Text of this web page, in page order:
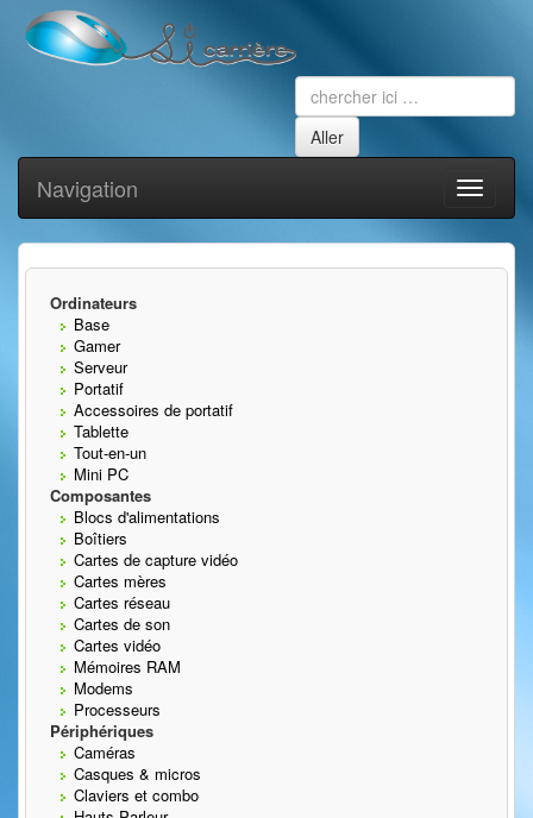
Toggle
Navigation
Ordinateurs
Base
Gamer
Serveur
Portatif
Accessoires de portatif
Tablette
Tout-en-un
Mini PC
Composantes
Blocs d'alimentations
Boîtiers
Cartes de capture vidéo
Cartes mères
Cartes réseau
Cartes de son
Cartes vidéo
Mémoires RAM
Modems
Processeurs
Périphériques
Caméras
Casques & micros
Claviers et combo